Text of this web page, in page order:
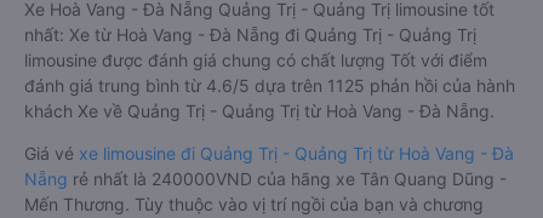
Xe Hoà Vang - Đà Nẵng Quảng Trị - Quảng Trị limousine tốt
nhất: Xe từ Hoà Vang - Đà Nẵng đi Quảng Trị - Quảng Trị
limousine được đánh giá chung có chất lượng Tốt với điểm
đánh giá trung bình từ 4.6/5 dựa trên 1125 phản hồi của hành
khách Xe về Quảng Trị - Quảng Trị từ Hoà Vang - Đà Nẵng.
Giá vé xe limousine đi Quảng Trị - Quảng Trị từ Hoà Vang - Đà
Nẵng rẻ nhất là 240000VND của hãng xe Tân Quang Dũng -
Mến Thương. Tùy thuộc vào vị trí ngồi của bạn và chương